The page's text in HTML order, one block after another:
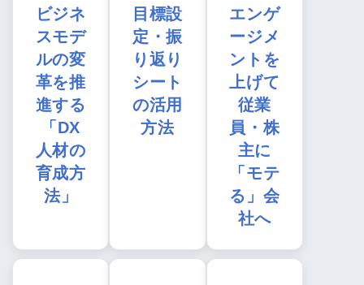
ビジネ
スモデ
ルの変
革を推
進する
「DX
人材の
育成方
法」
目標設
定・振
り返り
シート
の活用
方法
エンゲ
ージメ
ントを
上げて
従業
員・株
主に
「モテ
る」会
社へ